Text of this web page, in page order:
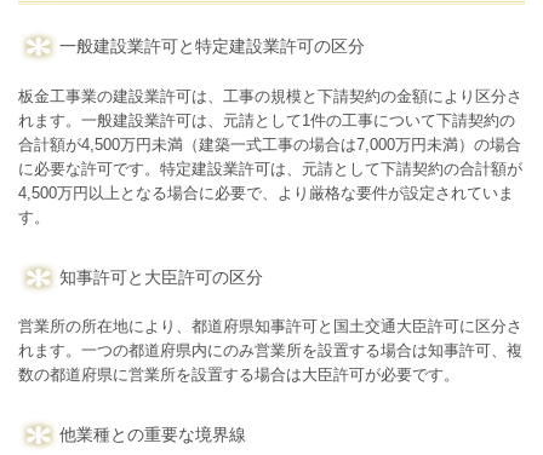
一般建設業許可と特定建設業許可の区分
板金工事業の建設業許可は、工事の規模と下請契約の金額により区分さ
れます。一般建設業許可は、元請として1件の工事について下請契約の
合計額が4,500万円未満（建築一式工事の場合は7,000万円未満）の場合
に必要な許可です。特定建設業許可は、元請として下請契約の合計額が
4,500万円以上となる場合に必要で、より厳格な要件が設定されていま
す。
知事許可と大臣許可の区分
営業所の所在地により、都道府県知事許可と国土交通大臣許可に区分さ
れます。一つの都道府県内にのみ営業所を設置する場合は知事許可、複
数の都道府県に営業所を設置する場合は大臣許可が必要です。
他業種との重要な境界線